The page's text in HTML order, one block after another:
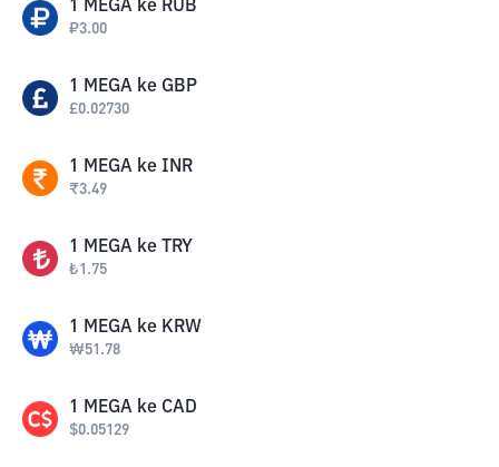
1 MEGA ke RUB
₽3.00
1 MEGA ke GBP
£0.02730
1 MEGA ke INR
₹3.49
1 MEGA ke TRY
₺1.75
1 MEGA ke KRW
₩51.78
1 MEGA ke CAD
$0.05129